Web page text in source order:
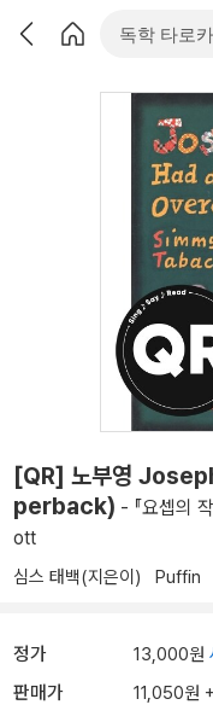
[QR] 노부영
perback) - 『요셉의
ott
심스 태백(지은이) Puffin
정가 13,000원
판매가 11,050원